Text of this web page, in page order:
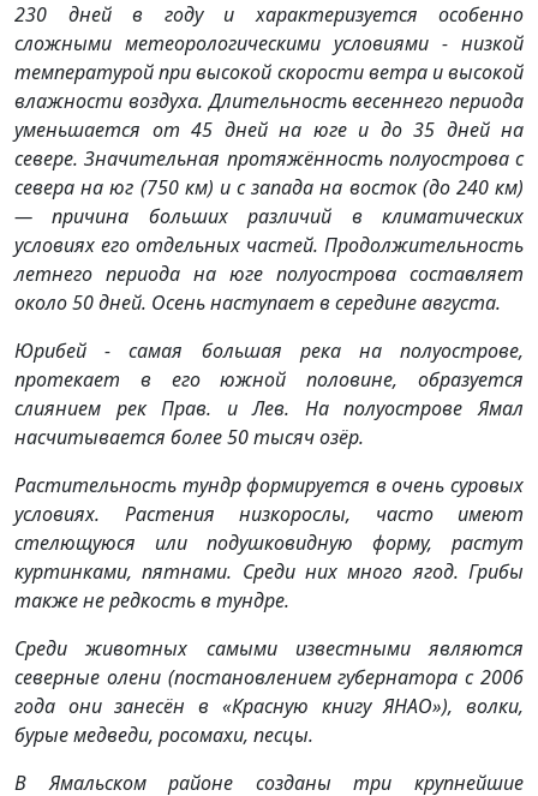
230 дней в году и характеризуется особенно
сложными метеорологическими условиями - низкой
температурой при высокой скорости ветра и высокой
влажности воздуха. Длительность весеннего периода
уменьшается от 45 дней на юге и до 35 дней на
севере. Значительная протяжённость полуострова с
севера на юг (750 км) и с запада на восток (до 240 км)
— причина больших различий в климатических
условиях его отдельных частей. Продолжительность
летнего периода на юге полуострова составляет
около 50 дней. Осень наступает в середине августа.
Юрибей - самая большая река на полуострове,
протекает в его южной половине, образуется
слиянием рек Прав. и Лев. На полуострове Ямал
насчитывается более 50 тысяч озёр.
Растительность тундр формируется в очень суровых
условиях. Растения низкорослы, часто имеют
стелющуюся или подушковидную форму, растут
куртинками, пятнами. Среди них много ягод. Грибы
также не редкость в тундре.
Среди животных самыми известными являются
северные олени (постановлением губернатора с 2006
года они занесён в «Красную книгу ЯНАО»), волки,
бурые медведи, росомахи, песцы.
В Ямальском районе созданы три крупнейшие